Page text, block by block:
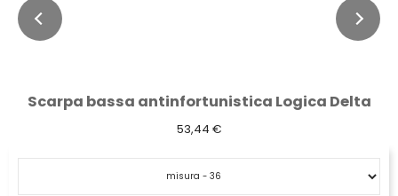
Scarpa bassa antinfortunistica Logica Delta
53,44 €